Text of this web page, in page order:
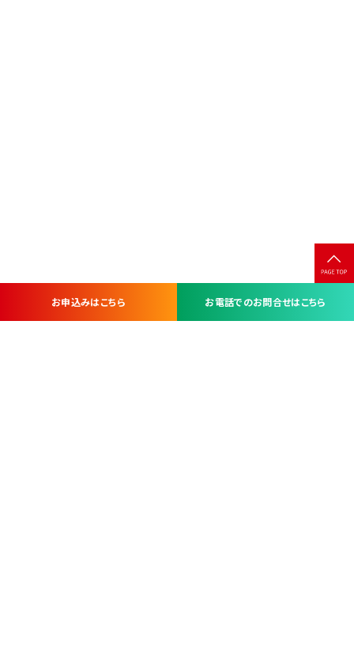
お申込みはこちら お電話でのお問合せはこちら